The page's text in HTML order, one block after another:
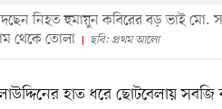
নিহত হুমায়ুন কবিরের বড় ভাই মো.
থেকে তোলা
ছবি: প্রথম আলো
হাত ধরে ছোটবেলায়